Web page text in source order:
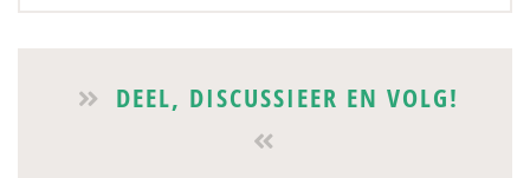
DEEL, DISCUSSIEER EN VOLG!